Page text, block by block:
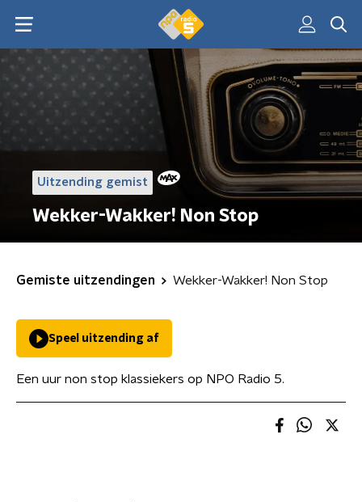
Uitzending gemist
Wekker-Wakker! Non Stop
Gemiste uitzendingen Wekker-Wakker! Non Stop
Speel uitzending af
Een uur non stop klassiekers op NPO Radio 5.